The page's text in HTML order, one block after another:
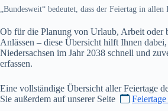
„Bundesweit“ bedeutet, dass der Feiertag in
Ob für die Planung von Urlaub, Arbeit oder
Anlässen – diese Übersicht hilft Ihnen
Niedersachsen im Jahr 2038 schnell und
erfassen.
Eine vollständige Übersicht aller Feiertage
Sie außerdem auf unserer Seite